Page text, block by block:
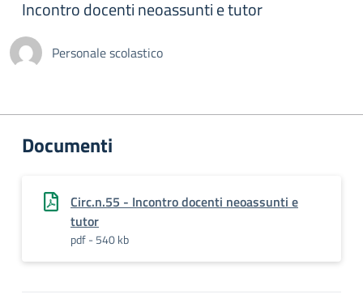
Incontro docenti neoassunti e tutor
Personale scolastico
Documenti
Circ.n.55 - Incontro docenti neoassunti e
tutor
pdf - 540 kb